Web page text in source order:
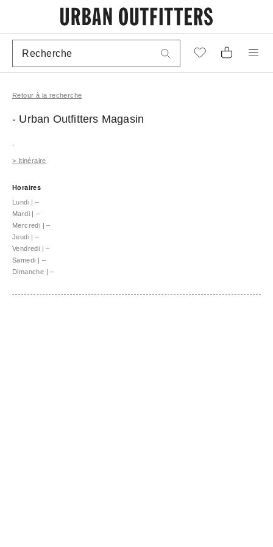
Retour à la recherche
- Urban Outfitters Magasin
> Itinéraire
Horaires
Lundi | –
Mardi | –
Mercredi | –
Jeudi | –
Vendredi | –
Samedi | –
Dimanche | –